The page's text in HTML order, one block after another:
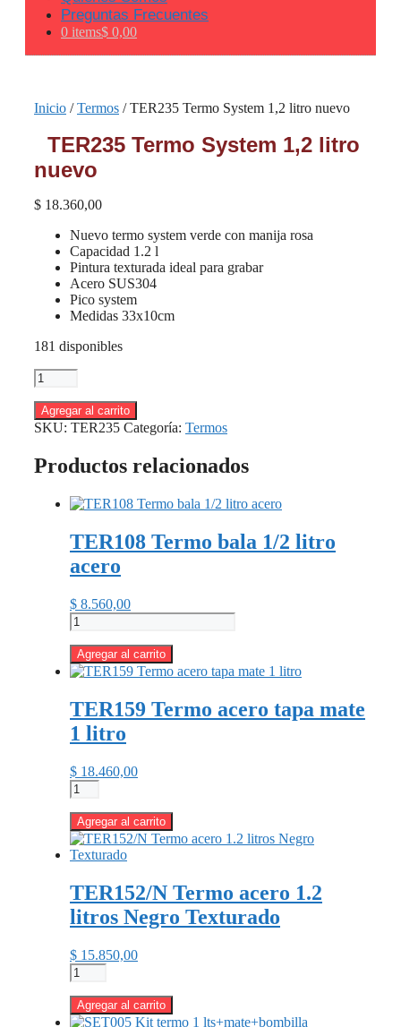
Preguntas Frecuentes
0 items$ 0,00
Inicio /Termos / TER235 Termo System 1,2 litro nuevo
TER235 Termo System 1,2 litro
nuevo
$ 18.360,00
Nuevo termo system verde con manija rosa
Capacidad 1.2 l
Pintura texturada ideal para grabar
Acero SUS304
Pico system
Medidas 33x10cm
181 disponibles
TER235
Termo
System
1,2
nuevo
cantidad
Agregar al carrito
SKU: TER235 Categoría: Termos
Productos relacionados
TER108 Termo bala 1/2 litro
acero
$ 8.560,00
TER108
Termo
bala
1/2
acero
cantidad
Agregar al carrito
TER159 Termo acero tapa mate
1 litro
$ 18.460,00
TER159
Termo
acero
tapa
mate
litro
cantidad
Agregar al carrito
TER152/N Termo acero 1.2
litros Negro Texturado
$ 15.850,00
TER152/N
Termo
acero
1.2
Agregar al carrito